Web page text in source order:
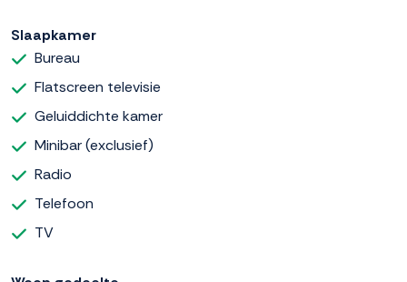
Slaapkamer
Bureau
Flatscreen televisie
Geluiddichte kamer
Minibar (exclusief)
Radio
Telefoon
TV